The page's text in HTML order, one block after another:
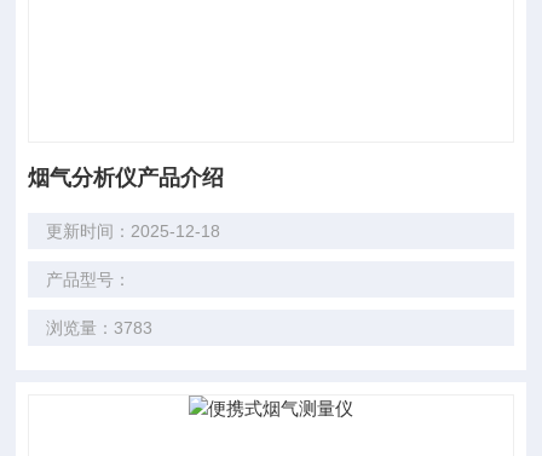
烟气分析仪产品介绍
更新时间：2025-12-18
产品型号：
浏览量：3783